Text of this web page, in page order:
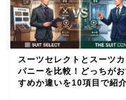
スーツセレクトとスーツ
パニーを比較！どっちが
すめか違いを10項目で紹介